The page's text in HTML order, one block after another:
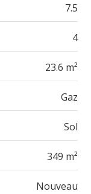
7.5
4
23.6 m²
Gaz
Sol
349 m²
Nouveau